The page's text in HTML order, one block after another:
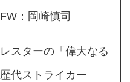
FW：岡崎慎司
レスターの「偉大なる
歴代ストライカー